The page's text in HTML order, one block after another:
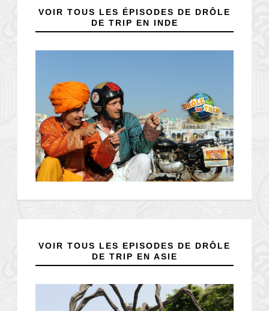
VOIR TOUS LES ÉPISODES DE DRÔLE
DE TRIP EN INDE
VOIR TOUS LES EPISODES DE DRÔLE
DE TRIP EN ASIE